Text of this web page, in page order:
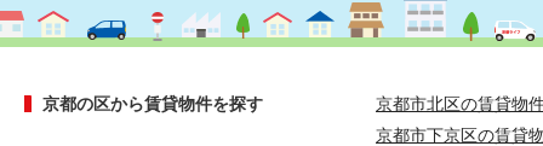
京都の区から賃貸物件を探す
京都市北区の賃貸物
京都市下京区の賃貸